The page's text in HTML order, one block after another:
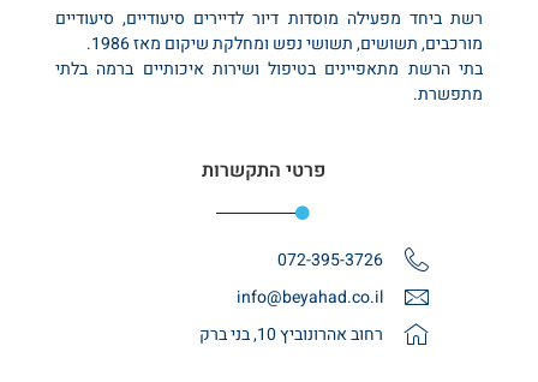
רשת ביחד מפעילה מוסדות דיור לדיירים סיעודיים, סיעודיים
מורכבים, תשושים, תשושי נפש ומחלקת שיקום מאז 1986.
בתי הרשת מתאפיינים בטיפול ושירות איכותיים ברמה בלתי
מתפשרת.
פרטי התקשרות
072-395-3726
info@beyahad.co.il
רחוב אהרונוביץ 10, בני ברק